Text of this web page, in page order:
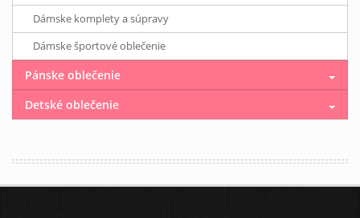
Dámske komplety a súpravy
Dámske športové oblečenie
Pánske oblečenie
Detské oblečenie